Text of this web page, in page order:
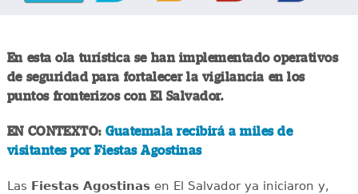
En esta ola turística se han implementado operativos
de seguridad para fortalecer la vigilancia en los
puntos fronterizos con El Salvador.
EN CONTEXTO: Guatemala recibirá a miles de
visitantes por Fiestas Agostinas
Las Fiestas Agostinasen El Salvador ya iniciaron y,